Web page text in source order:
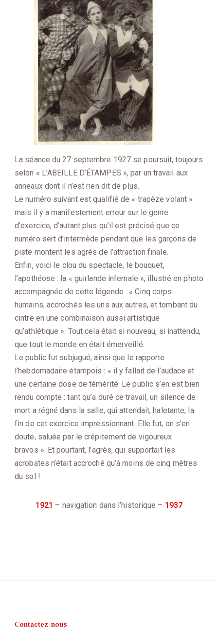
La séance du 27 septembre 1927 se poursuit, toujours
selon « L’ABEILLE D’ÉTAMPES », par un travail aux
anneaux dont il n’est rien dit de plus.
Le numéro suivant est qualifié de « trapèze volant »
mais il y a manifestement erreur sur le genre
d’exercice, d’autant plus qu’il est précisé que ce
numéro sert d’intermède pendant que les garçons de
piste montent les agrès de l’attraction finale.
Enfin, voici le clou du spectacle, le bouquet,
l’apothéose : la « guirlande infernale », illustré en photo
accompagnée de cette légende : « Cinq corps
humains, accrochés les uns aux autres, et tombant du
cintre en une combinaison aussi artistique
qu’athlétique ». Tout cela était si nouveau, si inattendu,
que tout le monde en était émerveillé.
Le public fut subjugué, ainsi que le rapporte
l’hebdomadaire étampois : « il y fallait de l’audace et
une certaine dose de témérité. Le public s’en est bien
rendu compte : tant qu’a duré ce travail, un silence de
mort a régné dans la salle, qui attendait, haletante, la
fin de cet exercice impressionnant. Elle fut, on s’en
doute, saluée par le crépitement de vigoureux
bravos ». Et pourtant, l’agrès, qui supportait les
acrobates n’était accroché qu’à moins de cinq mètres
du sol !
1921 – navigation dans l’historique – 1937
Contactez-nous